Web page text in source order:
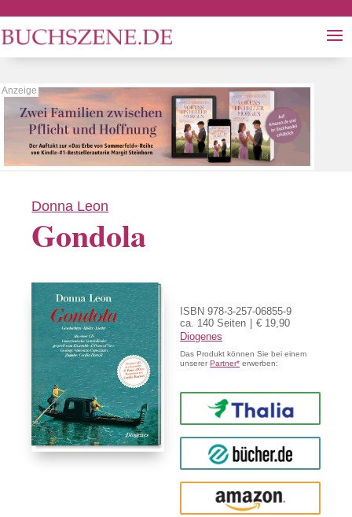
Donna Leon
Gondola
ISBN 978-3-257-06855-9
ca. 140 Seiten
€ 19,90
Diogenes
Das Produkt können Sie bei einem
unsererPartner* erwerben:
Thalia
buecher.de
Amazon